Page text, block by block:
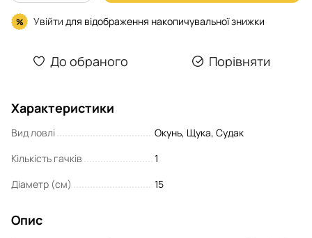
% Увійти для відображення накопичувальної знижки
До обраного Порівняти
Характеристики
Вид ловлі
Окунь, Щука, Судак
Кількість гачків
1
Діаметр (см)
15
Опис